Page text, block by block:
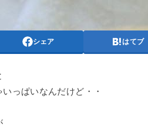
シェア はてブ
っぱいなんだけど・・